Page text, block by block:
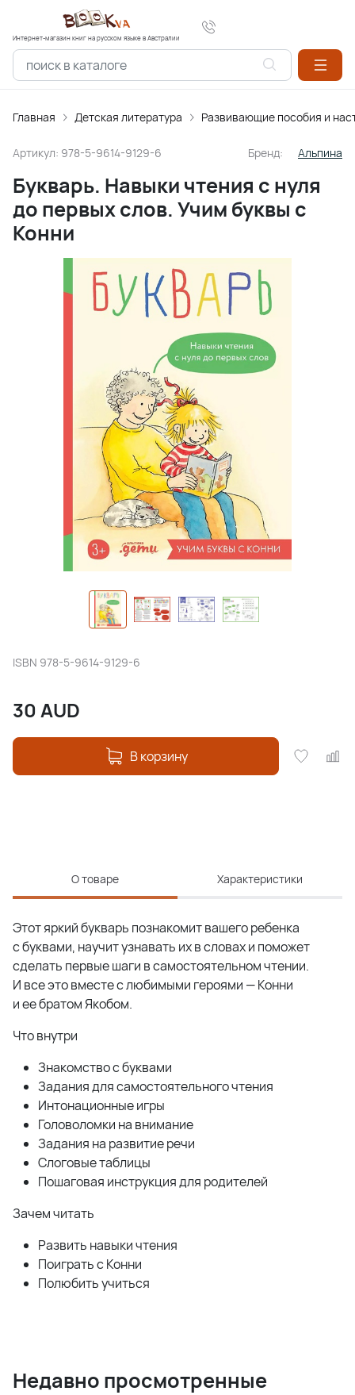
Интернет-магазин книг на русском языке в Австралии
Главная Детская литература Развивающие пособия и
Артикул: 978-5-9614-9129-6 Бренд: Альпина
Букварь. Навыки чтения с нуля
до первых слов. Учим буквы с
Конни
ISBN 978-5-9614-9129-6
30AUD
В корзину
О товаре Характеристики
Этот яркий букварь познакомит вашего ребенка
с буквами, научит узнавать их в словах и поможет
сделать первые шаги в самостоятельном чтении.
И все это вместе с любимыми героями — Конни
и ее братом Якобом.
Что внутри
Знакомство с буквами
Задания для самостоятельного чтения
Интонационные игры
Головоломки на внимание
Задания на развитие речи
Слоговые таблицы
Пошаговая инструкция для родителей
Зачем читать
Развить навыки чтения
Поиграть с Конни
Полюбить учиться
Недавно просмотренные